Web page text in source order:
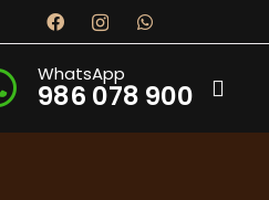
WhatsApp
986 078 900